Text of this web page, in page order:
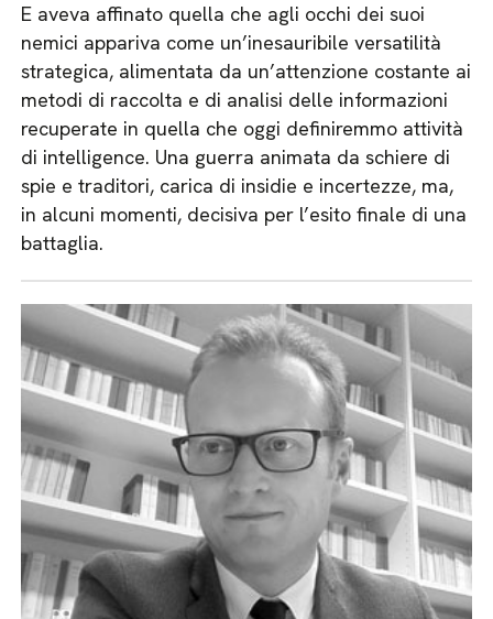
E aveva affinato quella che agli occhi dei suoi
nemici appariva come un’inesauribile versatilità
strategica, alimentata da un’attenzione costante ai
metodi di raccolta e di analisi delle informazioni
recuperate in quella che oggi definiremmo attività
di intelligence. Una guerra animata da schiere di
spie e traditori, carica di insidie e incertezze, ma,
in alcuni momenti, decisiva per l’esito finale di una
battaglia.